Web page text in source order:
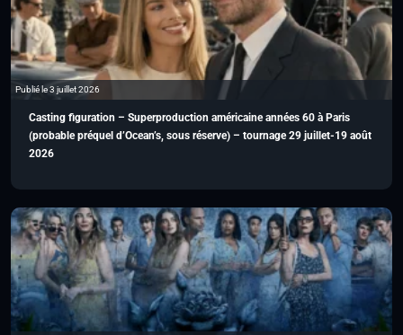
Publié le 3 juillet 2026
Casting figuration – Superproduction américaine années 60 à Paris
(probable préquel d’Ocean’s, sous réserve) – tournage 29 juillet-19 août
2026